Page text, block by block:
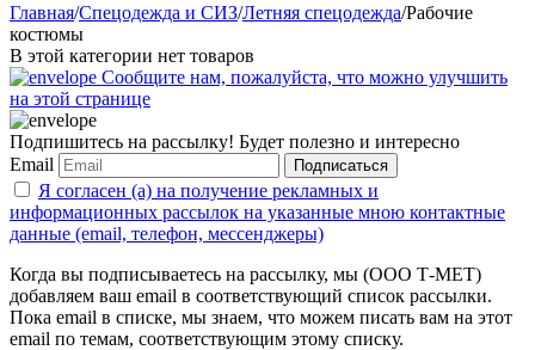
Главная/Спецодежда и СИЗ/Летняя спецодежда/Рабочие
костюмы
В этой категории нет товаров
Сообщите нам, пожалуйста, что можно улучшить
на этой странице
Подпишитесь на рассылку! Будет полезно и интересно
Email
Подписаться
Я согласен (а) на получение рекламных и
информационных рассылок на указанные мною контактные
данные (email, телефон, мессенджеры)
Когда вы подписываетесь на рассылку, мы (ООО Т-МЕТ)
добавляем ваш email в соответствующий список рассылки.
Пока email в списке, мы знаем, что можем писать вам на этот
email по темам, соответствующим этому списку.